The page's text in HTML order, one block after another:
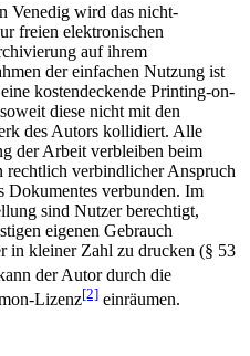
Venedig wird das nicht-
freien elektronischen
auf ihrem
der einfachen Nutzung ist
kostendeckende Printing-on-
diese nicht mit den
des Autors kollidiert. Alle
der Arbeit verbleiben beim
verbindlicher Anspruch
Dokumentes verbunden. Im
sind Nutzer berechtigt,
eigenen Gebrauch
in kleiner Zahl zu drucken (§ 53
der Autor durch die
Lizenz[2] einräumen.